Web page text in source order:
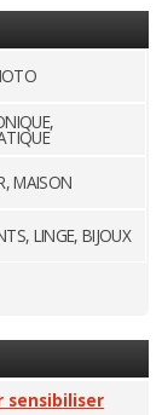
MAISON
LINGE, BIJOUX
sensibiliser